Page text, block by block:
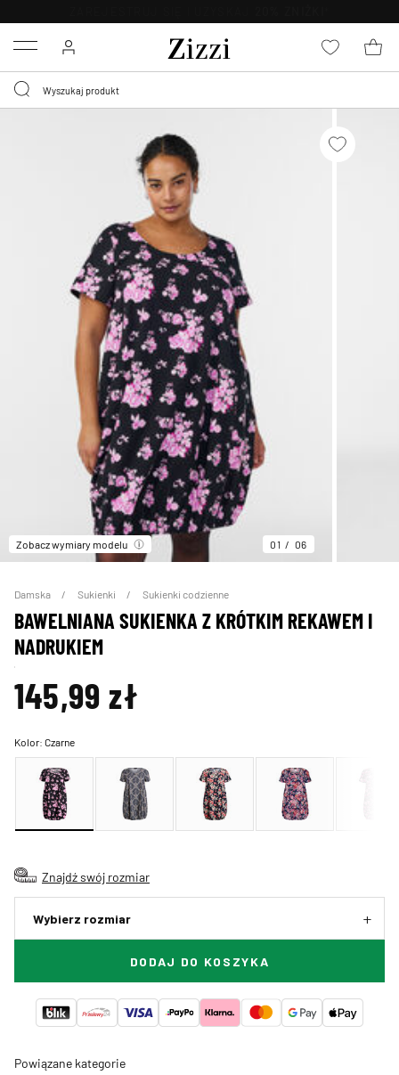
Menu
Zobacz wymiary modelu 01 06
Damska Sukienki Sukienki codzienne
BAWELNIANA SUKIENKA Z KRÓTKIM REKAWEM I
NADRUKIEM
145,99 zł
Kolor:Czarne
Znajdź swój rozmiar
Wybierz rozmiar
DODAJ DO KOSZYKA
Powiązane kategorie